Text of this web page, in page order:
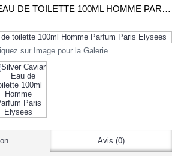
SILVER CAVIAR EAU DE TOILETTE 100ML HOMME PARFUM PARIS ELYSEES
sur Image pour la Galerie
Avis (0)